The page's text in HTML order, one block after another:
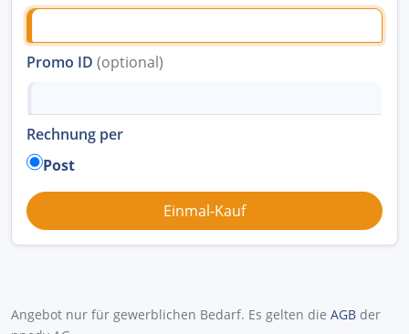
Promo ID (optional)
Rechnung per
Post
Angebot nur für gewerblichen Bedarf. Es gelten die AGB der